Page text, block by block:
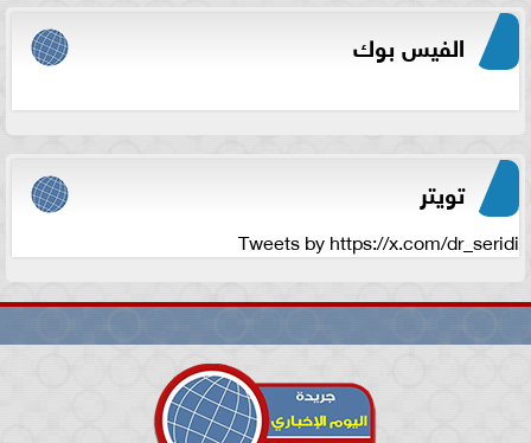
الفيس بوك
تويتر
Tweets by https://x.com/dr_seridi